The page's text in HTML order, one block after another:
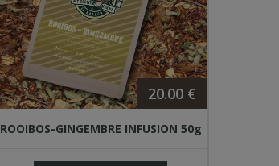
20.00 €
ROOIBOS-GINGEMBRE INFUSION 50g